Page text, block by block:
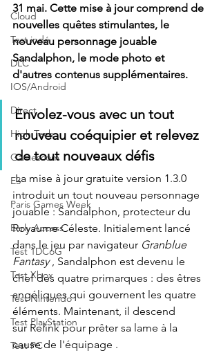
Cloud
Test indé
DLC
IOS/Android
Direct
High Tech
Gamescom
E3
Paris Games Week
Early Access
Test 1DCoG
Test Xbox
Test Nintendo
Test PlayStation
Test PC
31 mai. Cette mise à jour comprend de
nouvelles quêtes stimulantes, le
nouveau personnage jouable
Sandalphon, le mode photo et
d'autres contenus supplémentaires.
Envolez-vous avec un tout
nouveau coéquipier et relevez
de tout nouveaux défis
La mise à jour gratuite version 1.3.0
introduit un tout nouveau personnage
jouable : Sandalphon, protecteur du
Royaume Céleste. Initialement lancé
dans le jeu par navigateur Granblue
Fantasy , Sandalphon est devenu le
chef des quatre primarques : des êtres
angéliques qui gouvernent les quatre
éléments. Maintenant, il descend
sur Relink pour prêter sa lame à la
cause de l'équipage .